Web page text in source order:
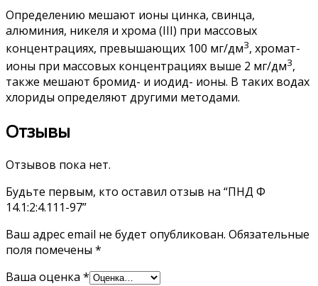
Определению мешают ионы цинка, свинца,
алюминия, никеля и хрома (III) при массовых
концентрациях, превышающих 100 мг/дм3, хромат-
ионы при массовых концентрациях выше 2 мг/дм3,
также мешают бромид- и иодид- ионы. В таких водах
хлориды определяют другими методами.
Отзывы
Отзывов пока нет.
Будьте первым, кто оставил отзыв на “ПНД Ф
14.1:2:4.111-97”
Ваш адрес email не будет опубликован. Обязательные
поля помечены *
Ваша оценка *